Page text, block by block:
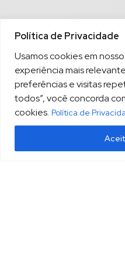
Política de Privacidade
Usamos cookies em
experiência mais
preferências e visitas
todos”, você concorda
cookies. Política de